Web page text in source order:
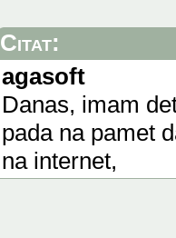
Citat:
agasoft
Danas, imam
pada na pamet
na internet,